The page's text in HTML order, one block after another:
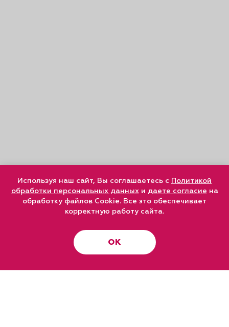
Используя наш сайт, Вы соглашаетесь с Политикой
обработки персональных данныхи даете согласие на
обработку файлов Cookie. Все это обеспечивает
корректную работу сайта.
ОК